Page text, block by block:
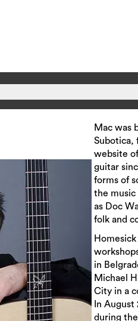
Mac was
Subotica,
website
guitar
forms of
the music
as Doc
folk and
in
Michael
City in a
In
during the